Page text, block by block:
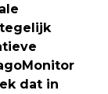
dat in